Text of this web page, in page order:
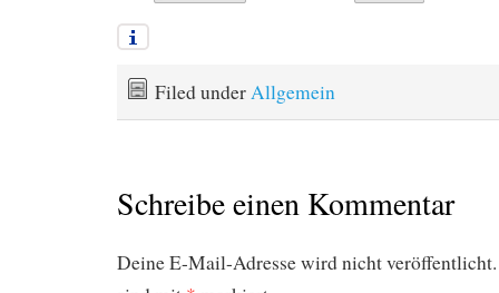
Filed underAllgemein
Schreibe einen Kommentar
Deine E-Mail-Adresse wird nicht veröffentlicht.